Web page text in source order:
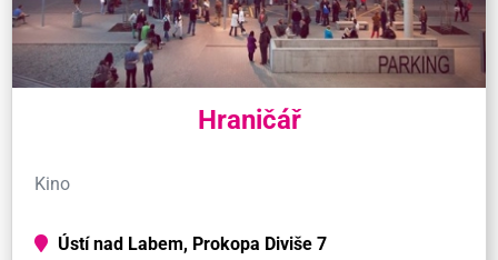
Hraničář
Kino
Ústí nad Labem, Prokopa Diviše 7